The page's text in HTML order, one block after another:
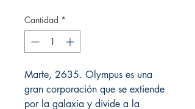
Cantidad *
Marte, 2635. Olympus es una
gran corporación que se extiende
por la galaxia y divide a la